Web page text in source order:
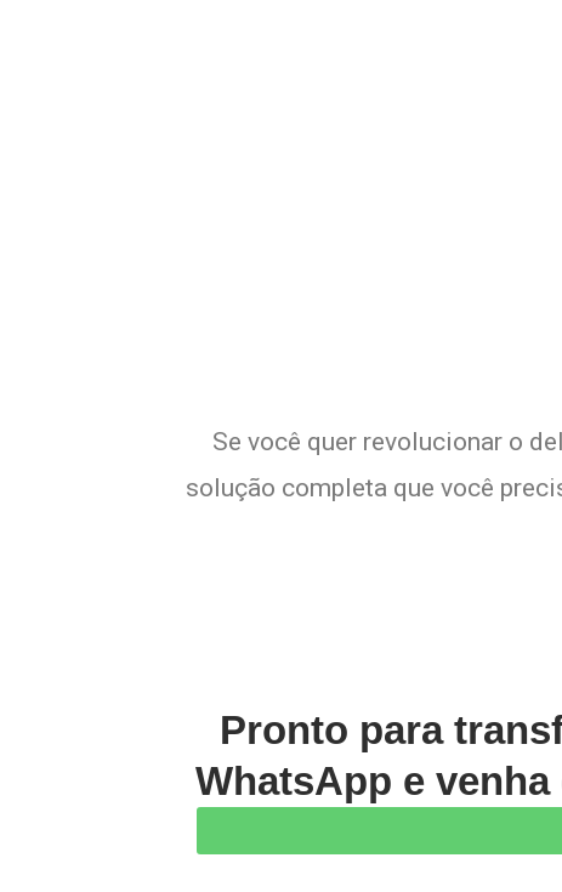
Se você quer revolucionar o
solução completa que você
Pronto para
WhatsApp e